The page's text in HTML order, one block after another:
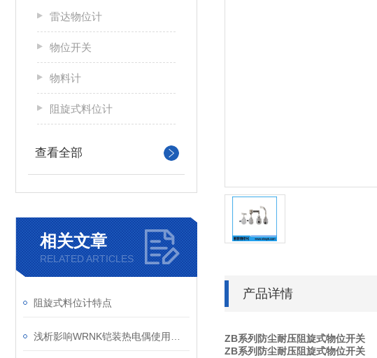
雷达物位计
物位开关
物料计
阻旋式料位计
查看全部
相关文章
RELATED ARTICLES
阻旋式料位计特点
产品详情
ZB系列防尘耐压阻旋式物位开关
ZB系列防尘耐压阻旋式物位开关